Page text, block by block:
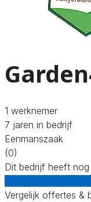
1 werknemer
7 jaren in bedrijf
Eenmanszaak
(0)
Dit bedrijf heeft
Vergelijk offertes &